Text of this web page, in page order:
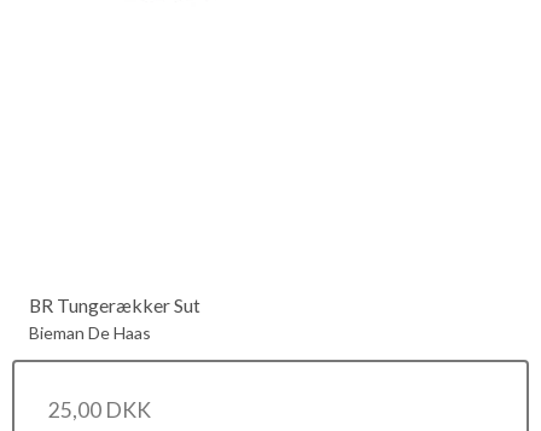
BR Tungerækker Sut
Bieman De Haas
25,00 DKK